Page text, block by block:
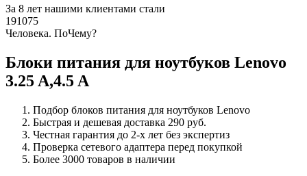
За 8 лет нашими клиентами стали
191075
Человека. ПоЧему?
Блоки питания для ноутбуков Lenovo
3.25 A,4.5 A
Подбор блоков питания для ноутбуков Lenovo
Быстрая и дешевая доставка 290 руб.
Честная гарантия до 2-х лет без экспертиз
Проверка сетевого адаптера перед покупкой
Более 3000 товаров в наличии